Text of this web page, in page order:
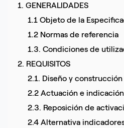
1. GENERALIDADES
1.1 Objeto de la
1.2 Normas de referencia
1.3. Condiciones de
2. REQUISITOS
2.1. Diseño y construcción
2.2 Actuación e indicación
2.3. Reposición de
2.4 Alternativa